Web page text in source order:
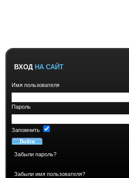
ВХОД НА САЙТ
Имя пользователя
Пароль
Запомнить
Забыли пароль?
Забыли имя пользователя?